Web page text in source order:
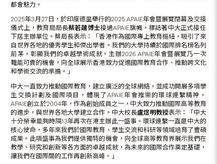
都會魅力。
2025年3月27日，於印度德里舉行的2025 APAIE年會暨展覽閉幕及交接
儀式上，教育局局長蔡若蓮博士接過APAIE旗幟，標誌著中大正式接任
下屆主辦單位。蔡局長表示：「香港作為國際專上教育樞紐，吸引了來
自世界各地的優秀學生和傑出學者。我們的大學持續於國際排名榜名列
前茅，彰顯我們的卓越學術成就。主辦2026 APAIE年會暨展覽乃一次
難能可貴的機會，向全球展示香港致力促進國際教育合作、推動跨文化
和學術交流的承擔。」
中大一直致力推動國際教育，建立廣泛的全球網絡，並成功開展多項學
生交換計劃及國際項目，體現了APAIE年會推崇的環球連繫精神。
APAIE創立於2004年，作為創始成員之一，中大致力推動國際高等教育
的進步，與世界各地大學建立合作。中大校長盧煜明教授表示：「中大
十分榮幸能夠時隔13年再次在港主辦此一盛事。環球連繫一直是中大的
核心使命，多年來我們於國際教育、學生交流和科研等領域培育了豐碩
成果。此項盛事為我們提供獨特的機會，向全球高等教育界展示我們在
教學、研究和創新等各方面的卓越成就，為未來的國際合作奠定基礎，
讓我們在國際間的工作再創新高峰。」